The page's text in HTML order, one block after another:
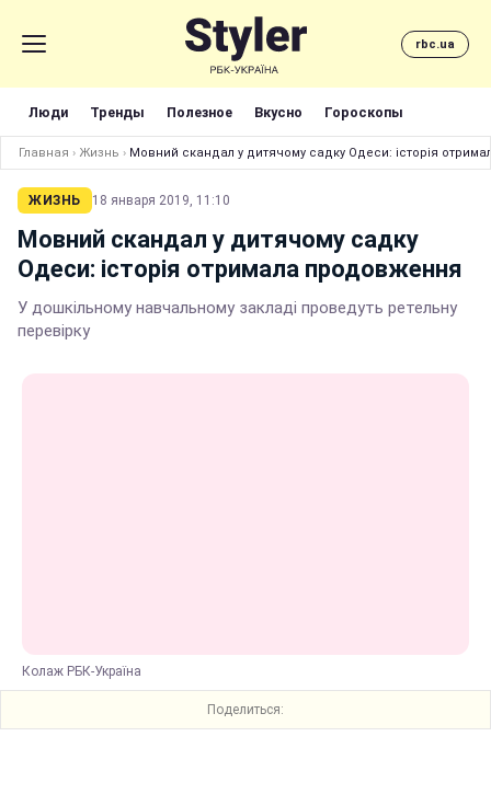
rbc.ua
Люди Тренды Полезное Вкусно Гороскопы
Главная › Жизнь › Мовний скандал у дитячому садку Одеси: історія
ЖИЗНЬ 18 января 2019, 11:10
Мовний скандал у дитячому садку
Одеси: історія отримала продовження
У дошкільному навчальному закладі проведуть ретельну
перевірку
Колаж РБК-Україна
Поделиться: